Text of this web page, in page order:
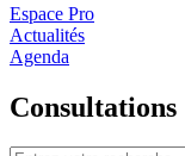
Espace Pro
Actualités
Agenda
Consultations